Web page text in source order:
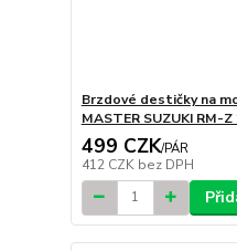
Brzdové destičky na
MASTER SUZUKI RM-
499 CZK/PÁR
412 CZK bez DPH